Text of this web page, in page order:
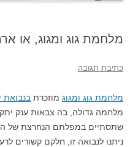
מלחמת גוג ומגוג, או
כתיבת תגובה
מלחמת גוג ומגוג מוזכרת בנבואת
מלחמה גדולה, בה צבאות ענק
שתסתיים במפלתם הנחרצת של
ניתנו לנבואה זו, חלקם קשורים